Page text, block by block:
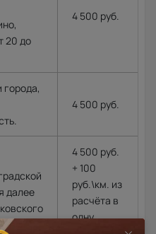
20 до
4 500 руб.
4 500 руб.
далее
4 500 руб.
+ 100
руб.\км. из
расчёта в
одну